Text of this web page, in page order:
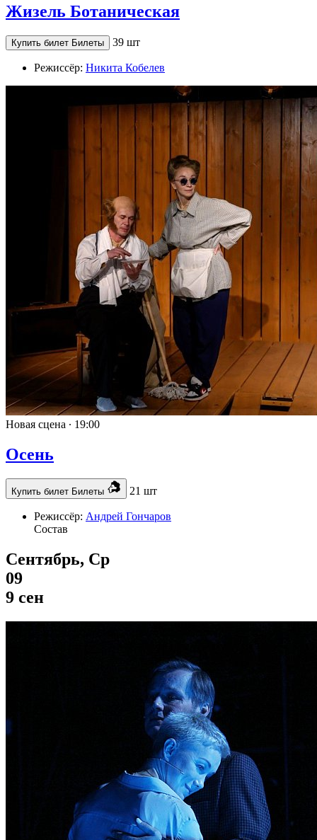
Жизель Ботаническая
Купить билет Билеты 39 шт
Режиссёр: Никита Кобелев
Новая сцена ∙ 19:00
Осень
Купить билет Билеты 21 шт
Режиссёр: Андрей Гончаров
Состав
Сентябрь, Ср
09
9 сен